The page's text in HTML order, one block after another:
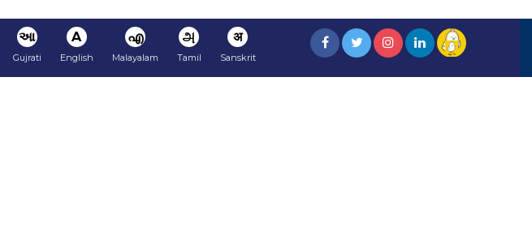
આ
Gujrati
A
English
എ
Malayalam
அ
Tamil
अ
Sanskrit